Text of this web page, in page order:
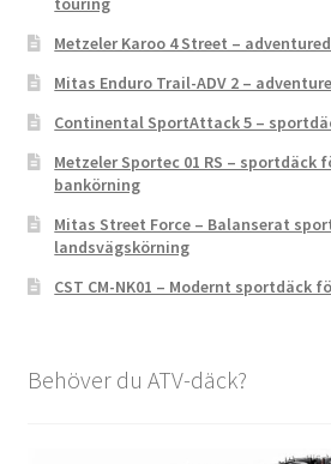
Metzeler Karoo 4 Street –
Mitas Enduro Trail-ADV 2 –
Continental SportAttack 5 –
Metzeler Sportec 01 RS – sportdäck
bankörning
Mitas Street Force – Balanserat
landsvägskörning
CST CM-NK01 – Modernt sportdäck
Behöver du ATV-däck?